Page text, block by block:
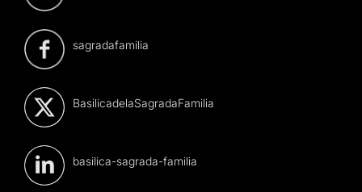
sagradafamilia
BasilicadelaSagradaFamilia
basilica-sagrada-familia